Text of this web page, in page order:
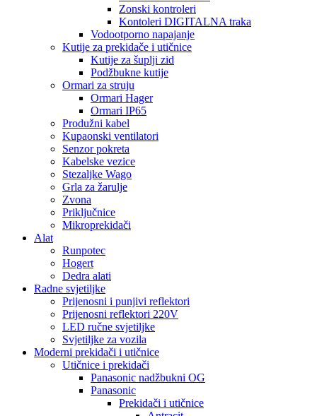
Zonski kontroleri
Kontoleri DIGITALNA traka
Vodootporno napajanje
Kutije za prekidače i utičnice
Kutije za šuplji zid
Podžbukne kutije
Ormari za struju
Ormari Hager
Ormari IP65
Produžni kabel
Kupaonski ventilatori
Senzor pokreta
Kabelske vezice
Stezaljke Wago
Grla za žarulje
Zvona
Priključnice
Mikroprekidači
Alat
Runpotec
Hogert
Dedra alati
Radne svjetiljke
Prijenosni i punjivi reflektori
Prijenosni reflektori 220V
LED ručne svjetiljke
Svjetiljke za vozila
Moderni prekidači i utičnice
Utičnice i prekidači
Panasonic nadžbukni OG
Panasonic
Prekidači i utičnice